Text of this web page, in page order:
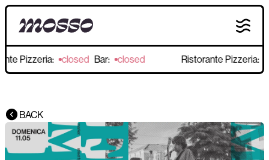
Pizzeria: closed Bar: closed Ristorante Pizzeria:
BACK